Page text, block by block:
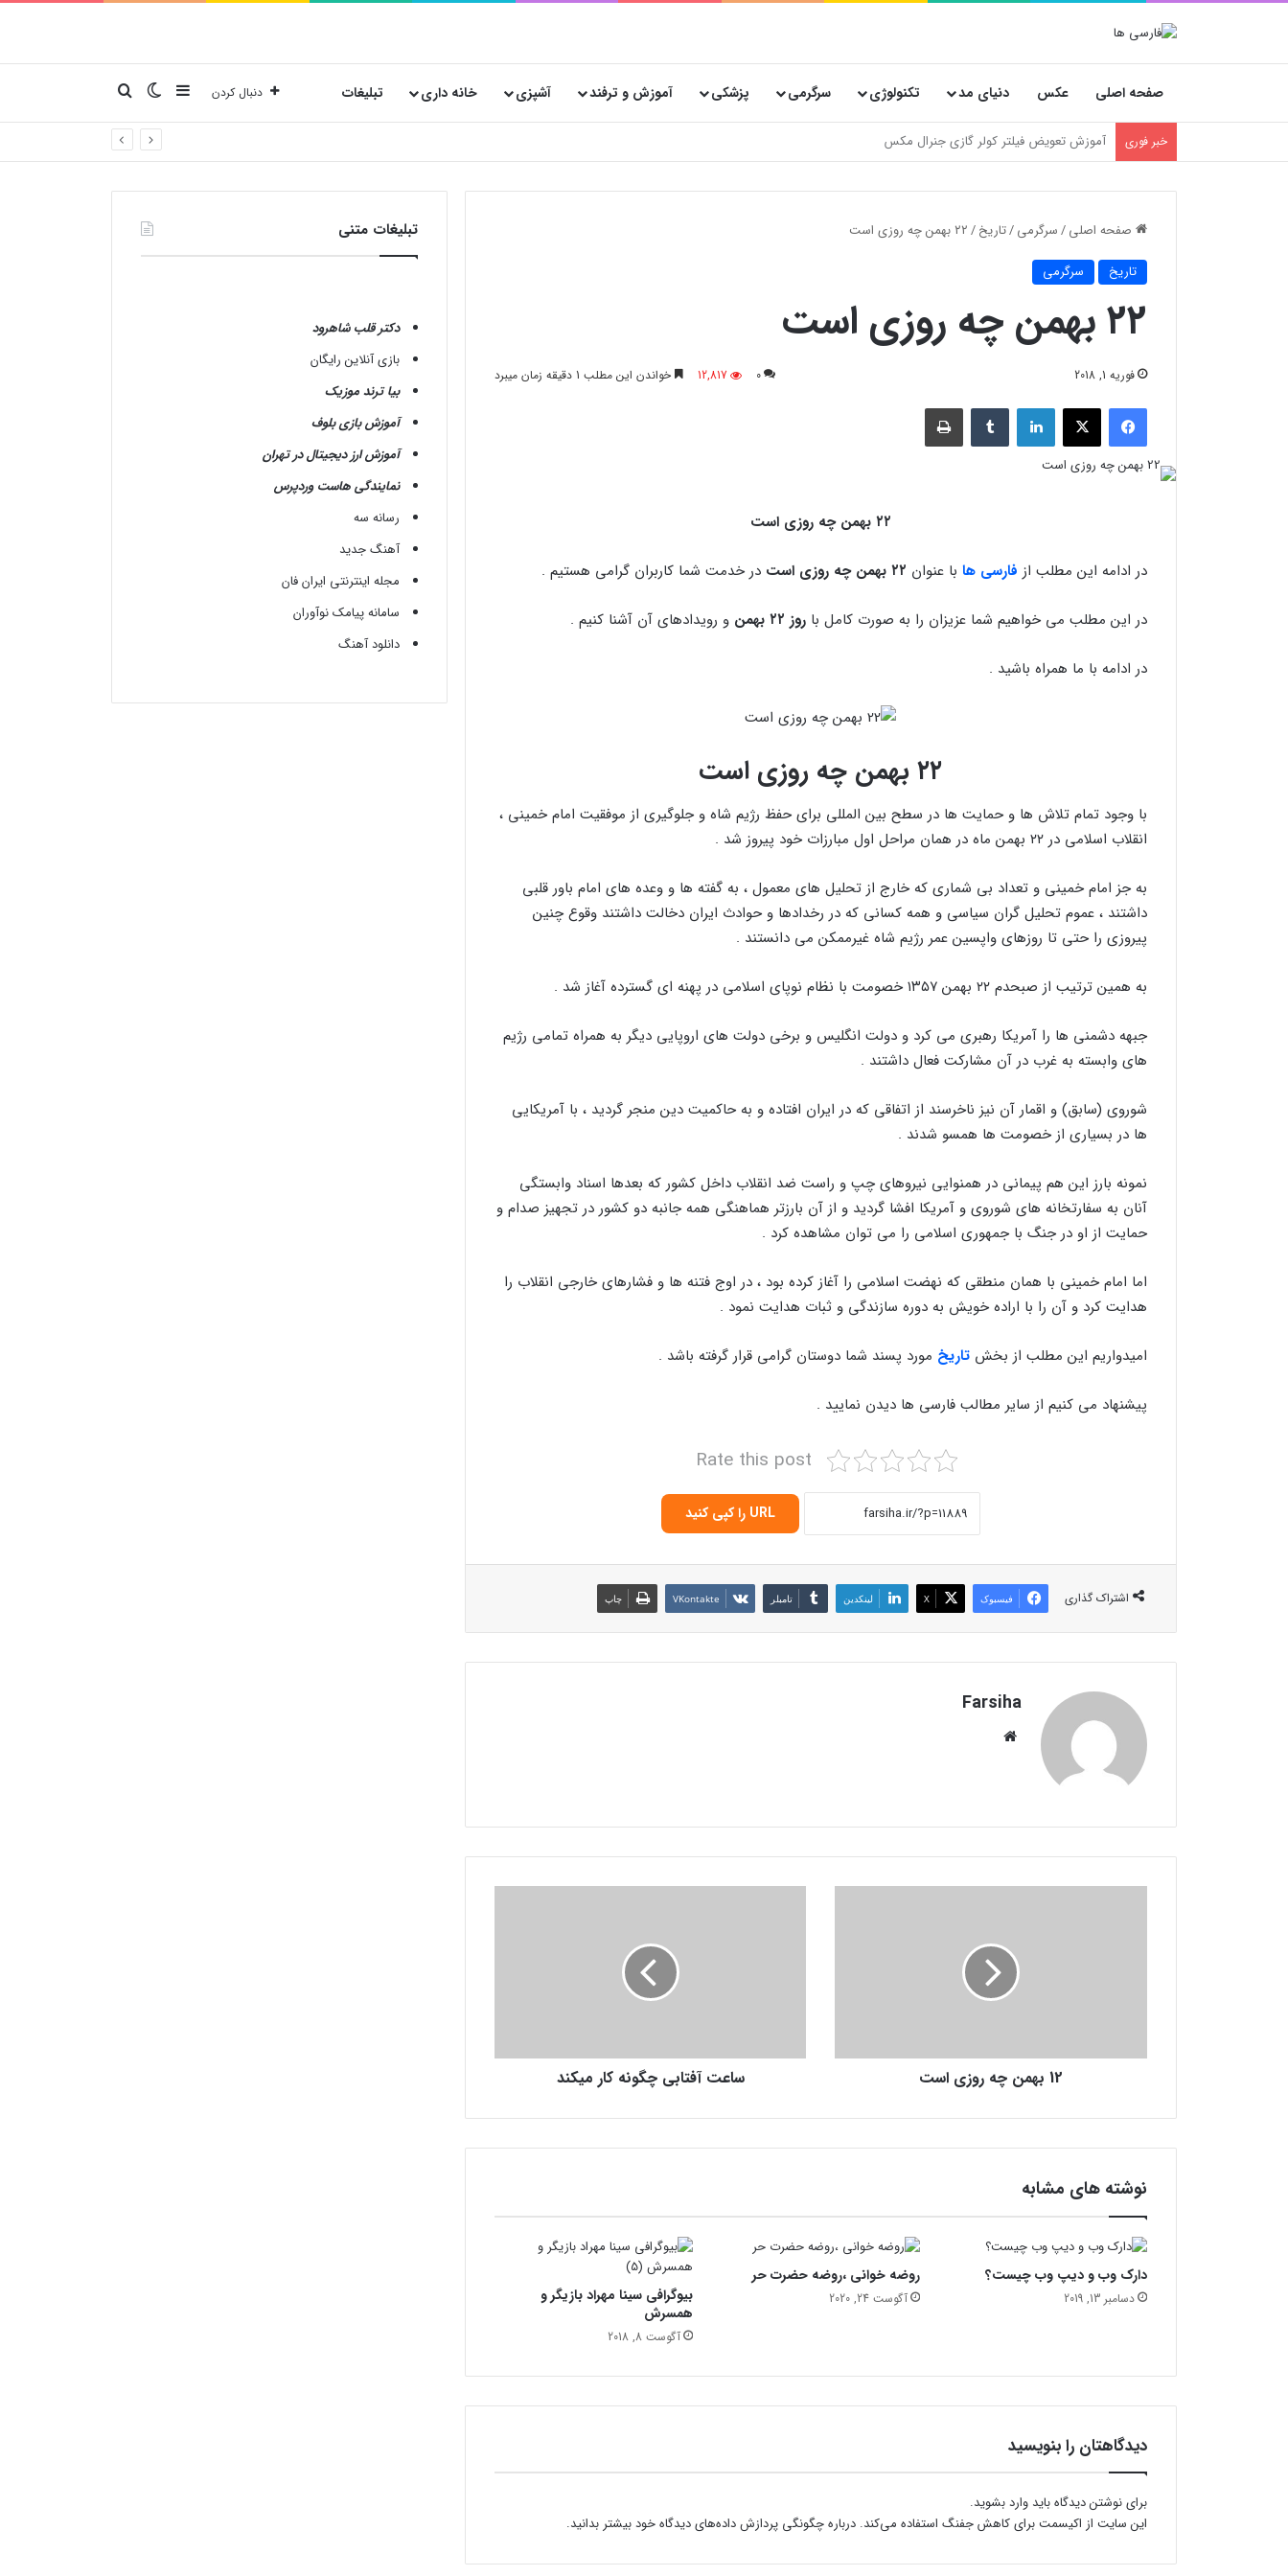
صفحه اصلی عکس دنیای مد تکنولوژی سرگرمی پزشکی آموزش و ترفند آشپزی خانه داری تبلیغات دنبال کردن نوارکناریتغییر پوسته
جستجو برای
خبر فوری خسارت‌های پنهان فروشگاه‌ها؛ چرا انتخاب کارتن پستی حیاتی است؟
صفحه اصلی/ سرگرمی/تاریخ/ ۲۲ بهمن چه روزی است
تاریخ سرگرمی
۲۲ بهمن چه روزی است
فوریه 1, 2018 0
12,817 خواندن این مطلب 1 دقیقه زمان میبرد
فیسبوک X لینکدین ‫تامبلر چاپ
۲۲ بهمن چه روزی است
در ادامه این مطلب از فارسی هابا عنوان ۲۲ بهمن چه روزی است در خدمت شما کاربران گرامی هستیم .
در این مطلب می خواهیم شما عزیزان را به صورت کامل با روز ۲۲ بهمن و رویدادهای آن آشنا کنیم .
در ادامه با ما همراه باشید .
۲۲ بهمن چه روزی است
با وجود تمام تلاش ها و حمایت ها در سطح بین المللی برای حفظ رژیم شاه و جلوگیری از موفقیت امام خمینی ،
انقلاب اسلامی در ۲۲ بهمن ماه در همان مراحل اول مبارزات خود پیروز شد .
به جز امام خمینی و تعداد بی شماری كه خارج از تحلیل های معمول ، به گفته‌ ها و وعده های امام باور قلبی
داشتند ، عموم تحلیل گران سیاسی و همه كسانی كه در رخدادها و حوادث ایران دخالت داشتند وقوع چنین
پیروزی را حتی تا روزهای واپسین عمر رژیم شاه غیرممکن می دانستند .
به همین ترتیب از صبحدم ۲۲ بهمن ۱۳۵۷ خصومت با نظام نوپای اسلامی در پهنه ای گسترده آغاز شد .
جبهه دشمنی ها را آمریكا رهبری می كرد و دولت انگلیس و برخی دولت های اروپایی دیگر به همراه تمامی رژیم
های وابسته به غرب در آن مشاركت فعال داشتند .
شوروی (سابق) و اقمار آن نیز ناخرسند از اتفاقی كه در ایران افتاده و به حاكمیت دین منجر گردید ، با آمریكایی
ها در بسیاری از خصومت ها همسو شدند .
نمونه بارز این هم پیمانی در همنوایی نیروهای چپ و راست ضد انقلاب داخل كشور كه بعدها اسناد وابستگی
آنان به سفارتخانه های شوروی و آمریكا افشا گردید و از آن بارزتر هماهنگی همه جانبه دو كشور در تجهیز صدام و
حمایت از او در جنگ با جمهوری اسلامی را می‌ توان مشاهده كرد .
اما امام‌ خمینی با همان منطقی كه نهضت اسلامی را آغاز كرده بود ، در اوج فتنه ها و فشارهای خارجی انقلاب را
هدایت كرد و آن را با اراده خویش به دوره سازندگی و ثبات هدایت نمود .
امیدواریم این مطلب از بخش تاریخ مورد پسند شما دوستان گرامی قرار گرفته باشد .
پیشنهاد می کنیم از سایر مطالب فارسی ها دیدن نمایید .
Rate this post
URL را کپی کنید
اشتراک گذاری فیسبوک X لینکدین ‫تامبلر ‫VKontakte چاپ
Farsiha
ر
ی
ت
12 بهمن چه روزی است
ب
گ
ا
ی
ساعت آفتابی چگونه کار میکند
نوشته های مشابه
دارک وب و دیپ وب چیست؟
دسامبر 13, 2019
روضه خوانی ،روضه حضرت حر
آگوست 24, 2020
بیوگرافی سینا مهراد بازیگر و
همسرش
آگوست 8, 2018
دیدگاهتان را بنویسید
برای نوشتن دیدگاه باید وارد بشوید.
این سایت از اکیسمت برای کاهش جفنگ استفاده می‌کند. درباره چگونگی پردازش داده‌های دیدگاه خود بیشتر بدانید.
تبلیغات متنی
دکتر قلب شاهرود
بازی آنلاین رایگان
بیا ترند موزیک
آموزش بازی بلوف
آموزش ارز دیجیتال در تهران
نمایندگی هاست وردپرس
رسانه سه
آهنگ جدید
مجله اینترنتی ایران فان
سامانه پیامک نوآوران
دانلود آهنگ